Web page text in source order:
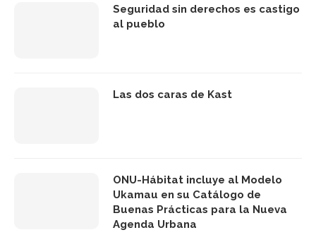
Seguridad sin derechos es castigo
al pueblo
Las dos caras de Kast
ONU-Hábitat incluye al Modelo
Ukamau en su Catálogo de
Buenas Prácticas para la Nueva
Agenda Urbana